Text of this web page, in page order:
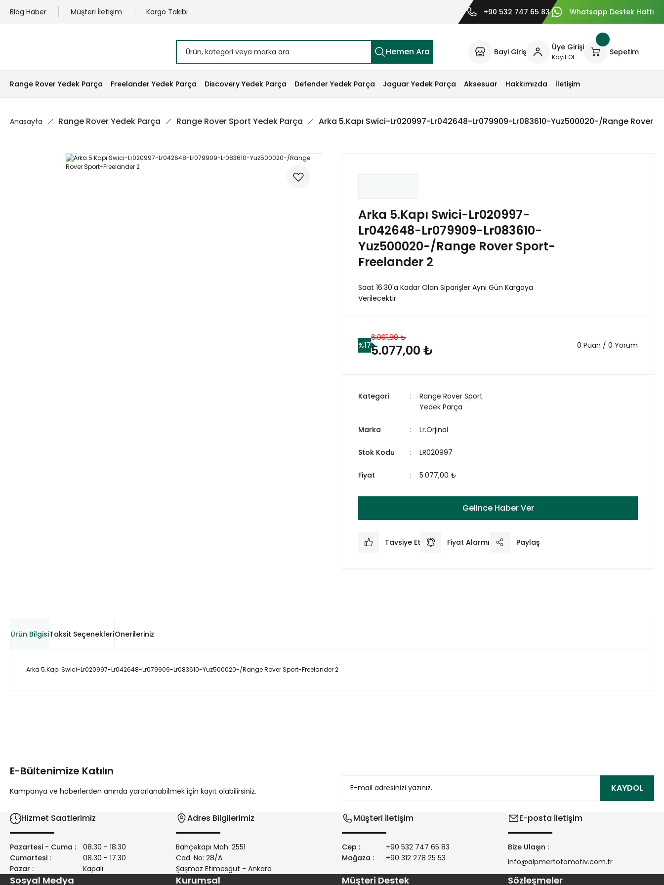
Blog Haber Müşteri İletişim Kargo Takibi +90 532 747 65 83 Whatsapp Destek Hattı
Hemen Ara Bayi Giriş Üye Girişi
Kayıt Ol
Sepetim
Range Rover Yedek Parça Freelander Yedek Parça Discovery Yedek Parça Defender Yedek Parça Jaguar Yedek Parça Aksesuar Hakkımızda İletişim
Anasayfa Range Rover Yedek Parça Range Rover Sport Yedek Parça Arka 5.Kapı Swici-Lr020997-Lr042648-Lr079909-Lr083610-Yuz500020-/Range Rover
Arka 5.Kapı Swici-Lr020997-
Lr042648-Lr079909-Lr083610-
Yuz500020-/Range Rover Sport-
Freelander 2
Saat 16:30'a Kadar Olan Siparişler Aynı Gün Kargoya
Verilecektir
%17
6.091,80 ₺
5.077,00 ₺ 0 Puan / 0 Yorum
Kategori
Range Rover Sport
Yedek Parça
Marka Lr.Orjınal
Stok Kodu LR020997
Fiyat 5.077,00 ₺
Gelince Haber Ver
Tavsiye Et Fiyat Alarmı Paylaş
Ürün BilgisiTaksit SeçenekleriÖnerileriniz
Arka 5.Kapı Swici-Lr020997-Lr042648-Lr079909-Lr083610-Yuz500020-/Range Rover Sport-Freelander 2
Ürün bilgilerinde hatalar bulunuyor.
E-Bültenimize Katılın
Kampanya ve haberlerden anında yararlanabilmek için kayıt olabilirsiniz. KAYDOL
Hizmet Saatlerimiz
Pazartesi - Cuma :
08.30 - 18.30
Cumartesi :
08.30 - 17.30
Pazar :
Kapalı
Adres Bilgilerimiz
Bahçekapı Mah. 2551
Cad. No: 28/A
Şaşmaz Etimesgut - Ankara
Müşteri İletişim
Cep :
+90 532 747 65 83
Mağaza :
+90 312 278 25 53
E-posta İletişim
Bize Ulaşın :
info@alpmertotomotiv.com.tr
Sosyal Medya Kurumsal Müşteri Destek Sözleşmeler